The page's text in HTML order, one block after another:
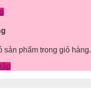
sản phẩm trong giỏ hàng.